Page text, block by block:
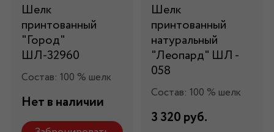
Шелк
принтованный
"Город"
ШЛ-32960
Состав: 100 % шелк
Нет в наличии
Шелк
принтованный
натуральный
"Леопард" ШЛ -
058
Состав: 100 % шелк
3 320 руб.